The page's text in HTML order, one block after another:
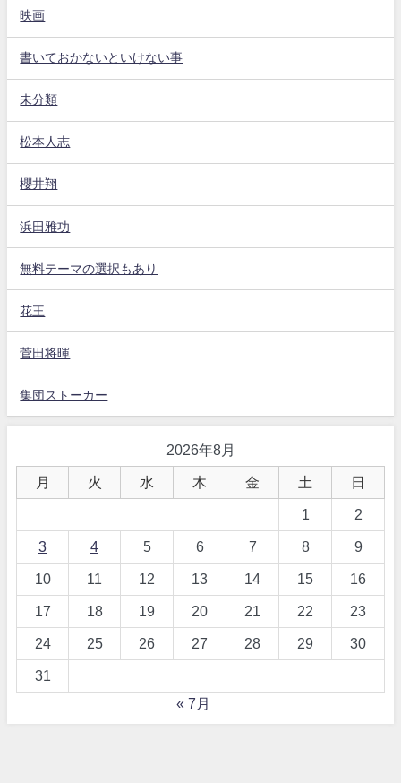
映画
書いておかないといけない事
未分類
松本人志
櫻井翔
浜田雅功
無料テーマの選択もあり
花王
菅田将暉
集団ストーカー
2026年8月
月 火 水 木 金 土 日
1 2
3 4 5 6 7 8 9
10 11 12 13 14 15 16
17 18 19 20 21 22 23
24 25 26 27 28 29 30
31
« 7月